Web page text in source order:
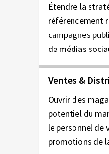
Étendre la
référencement
campagnes
de médias
Ventes &
Ouvrir des
potentiel du
le personnel de
promotions de